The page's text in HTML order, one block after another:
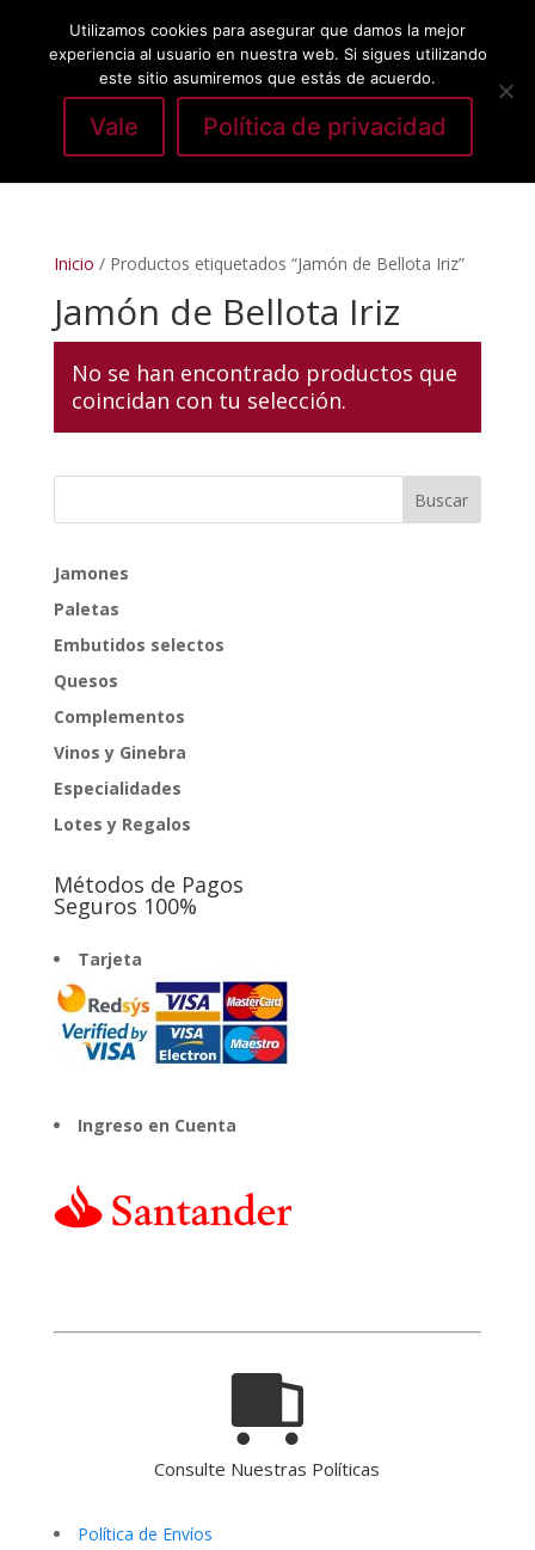
Seleccionar página
Inicio / Productos etiquetados “Jamón de Bellota Iriz”
Jamón de Bellota Iriz
No se han encontrado productos que
coincidan con tu selección.
Jamones
Paletas
Embutidos selectos
Quesos
Complementos
Vinos y Ginebra
Especialidades
Lotes y Regalos
Métodos de Pagos
Seguros 100%
Tarjeta
Ingreso en Cuenta
Consulte Nuestras Políticas
Política de Envíos
Utilizamos cookies para asegurar que damos la mejor
experiencia al usuario en nuestra web. Si sigues utilizando
este sitio asumiremos que estás de acuerdo.
Vale Política de privacidad